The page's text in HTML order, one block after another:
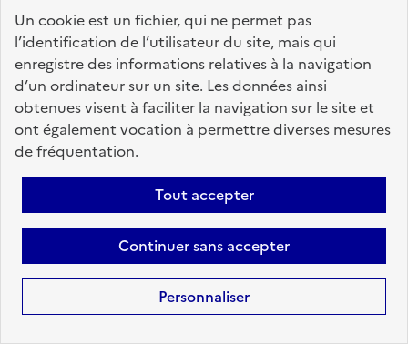
Un cookie est un fichier, qui ne permet pas
l’identification de l’utilisateur du site, mais qui
enregistre des informations relatives à la navigation
d’un ordinateur sur un site. Les données ainsi
obtenues visent à faciliter la navigation sur le site et
ont également vocation à permettre diverses mesures
de fréquentation.
Tout accepter
Continuer sans accepter
Personnaliser
Employeur :
CNRS
En ligne depuis le 04 août 2026
Ajouter aux favoris: Ingénieur électrotechnicien (H/
200
Suivant
Aller à la page